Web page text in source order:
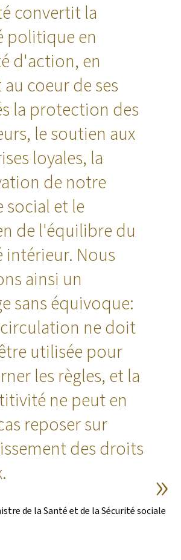
convertit la
politique en
d'action, en
coeur de ses
la protection des
le soutien aux
loyales, la
de notre
social et le
de l'équilibre du
intérieur. Nous
ainsi un
sans équivoque:
ne doit
utilisée pour
les règles, et la
ne peut en
reposer sur
des droits
de la Santé et de la Sécurité sociale